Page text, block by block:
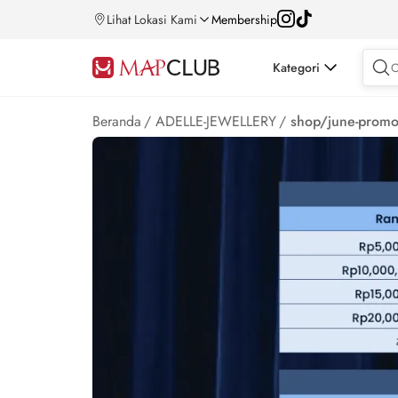
Lihat Lokasi Kami Membership
Kategori
Beranda / ADELLE-JEWELLERY/ shop/june-promo